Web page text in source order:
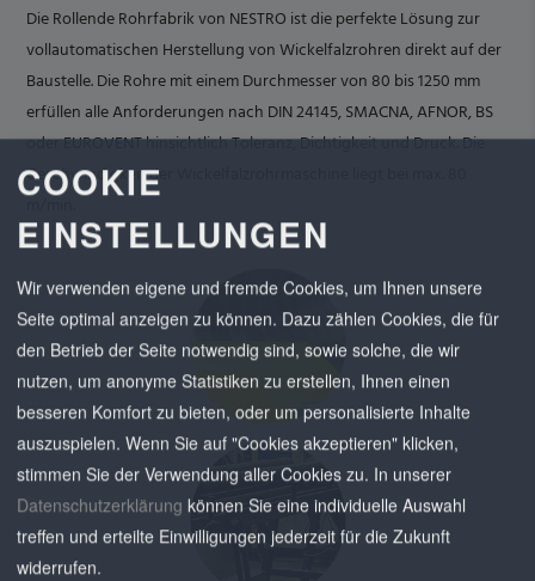
Die Rollende Rohrfabrik von NESTRO ist die perfekte Lösung zur
vollautomatischen Herstellung von Wickelfalzrohren direkt auf der
Baustelle. Die Rohre mit einem Durchmesser von 80 bis 1250 mm
erfüllen alle Anforderungen nach DIN 24145, SMACNA, AFNOR, BS
oder EUROVENT hinsichtlich Toleranz, Dichtigkeit und Druck. Die
Geschwindigkeit der Wickelfalzrohrmaschine liegt bei max. 80
m/min.
COOKIE
EINSTELLUNGEN
Wir verwenden eigene und fremde Cookies, um Ihnen unsere
Seite optimal anzeigen zu können. Dazu zählen Cookies, die für
den Betrieb der Seite notwendig sind, sowie solche, die wir
nutzen, um anonyme Statistiken zu erstellen, Ihnen einen
besseren Komfort zu bieten, oder um personalisierte Inhalte
auszuspielen. Wenn Sie auf "Cookies akzeptieren" klicken,
stimmen Sie der Verwendung aller Cookies zu. In unserer
Datenschutzerklärung können Sie eine individuelle Auswahl
treffen und erteilte Einwilligungen jederzeit für die Zukunft
widerrufen.